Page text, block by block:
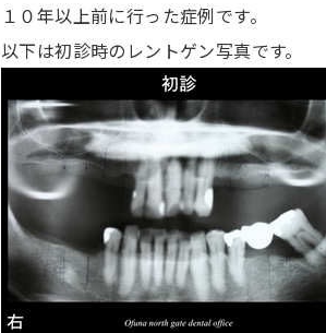
１０年以上前に行った症例です。
以下は初診時のレントゲン写真です。